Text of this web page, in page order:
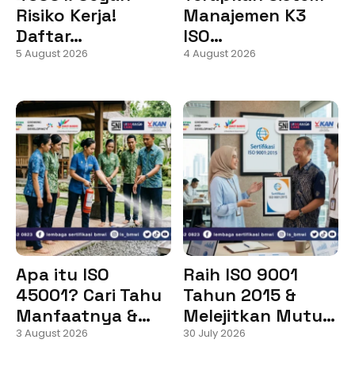
Risiko Kerja!
Daftar…
5 August 2026
Manajemen K3
ISO…
4 August 2026
Apa itu ISO
45001? Cari Tahu
Manfaatnya &…
3 August 2026
Raih ISO 9001
Tahun 2015 &
Melejitkan Mutu…
30 July 2026